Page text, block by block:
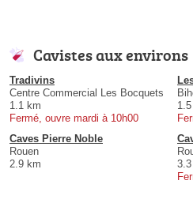
Cavistes aux environs
Tradivins
Centre Commercial Les Bocquets
1.1 km
Fermé, ouvre mardi à 10h00
Caves Pierre Noble
Rouen
2.9 km